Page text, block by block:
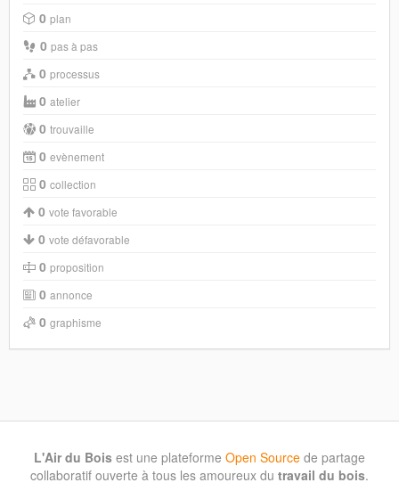
0 plan
0 pas à pas
0 processus
0 atelier
0 trouvaille
0 evènement
0 collection
0 vote favorable
0 vote défavorable
0 proposition
0 annonce
0 graphisme
L'Air du Bois est une plateforme Open Source de partage
collaboratif ouverte à tous les amoureux du travail du bois.